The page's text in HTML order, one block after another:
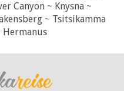
Canyon ~ Knysna ~
~ Tsitsikamma
Hermanus